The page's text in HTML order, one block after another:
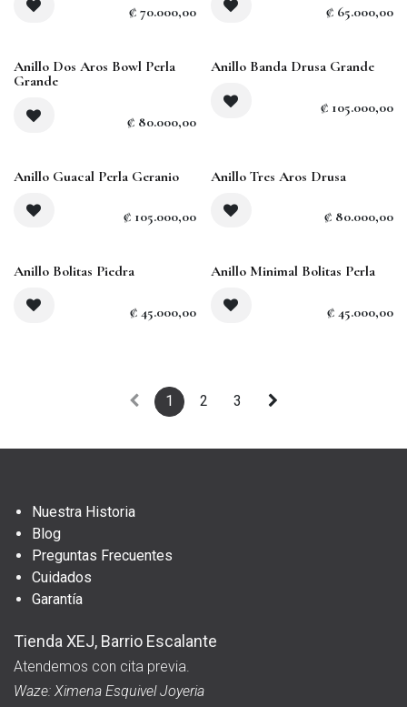
₡ 70.000,00 ₡ 65.000,00
Anillo Dos Aros Bowl Perla
Grande
₡ 80.000,00
Anillo Banda Drusa Grande
₡ 105.000,00
Anillo Guacal Perla Geranio
₡ 105.000,00 Agotado
Anillo Tres Aros Drusa
₡ 80.000,00
Anillo Bolitas Piedra
₡ 45.000,00
Anillo Minimal Bolitas Perla
₡ 45.000,00
1 2 3
Nuestra Historia
Blog
Preguntas Frecuentes
Cuidados
Garantía
Tienda XEJ, Barrio Escalante
Atendemos con cita previa.
Waze: Ximena Esquivel Joyeria